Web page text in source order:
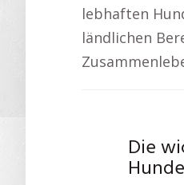
lebhaften
ländlichen
Die